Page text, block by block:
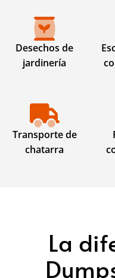
Desechos de
jardinería
Transporte de
chatarra
La